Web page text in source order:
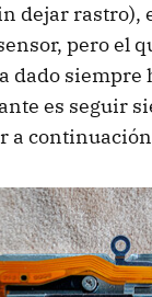
dejar rastro),
pero el
dado siempre
es seguir
a